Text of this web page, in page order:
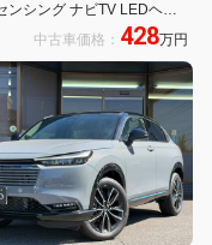
ンシング ナビTV LEDヘッ
フォグ シートヒーター 電動
レザーシート バックカメラ
中古車価格： 428万円